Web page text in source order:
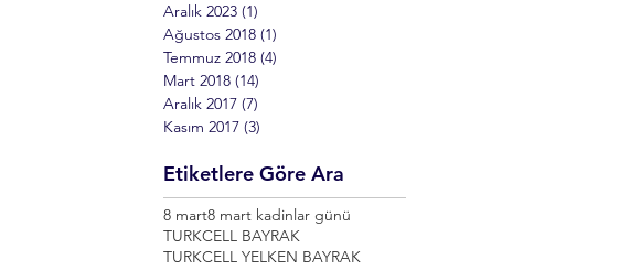
Aralık 2023 (1)
Ağustos 2018 (1)
Temmuz 2018 (4)
Mart 2018 (14)
Aralık 2017 (7)
Kasım 2017 (3)
Etiketlere Göre Ara
8 mart8 mart kadinlar günü
TURKCELL BAYRAK
TURKCELL YELKEN BAYRAK